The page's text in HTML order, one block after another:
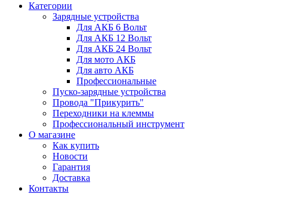
Категории
Зарядные устройства
Для АКБ 6 Вольт
Для АКБ 12 Вольт
Для АКБ 24 Вольт
Для мото АКБ
Для авто АКБ
Профессиональные
Пуско-зарядные устройства
Провода "Прикурить"
Переходники на клеммы
Профессиональный инструмент
О магазине
Как купить
Новости
Гарантия
Доставка
Контакты